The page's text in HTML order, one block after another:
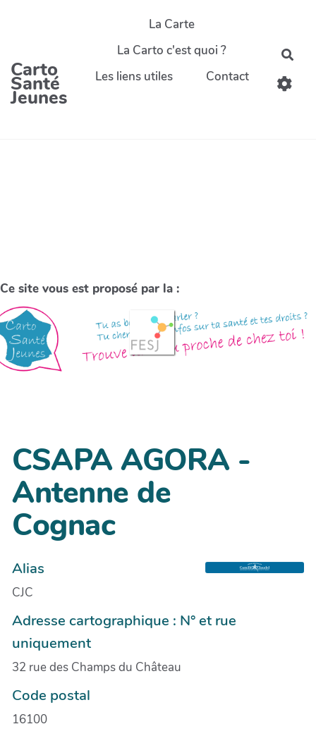
Carto
Santé
Jeunes
La Carte
La Carto c'est quoi ?
Les liens utiles
Contact
Ce site vous est proposé par la :
CSAPA AGORA -
Antenne de
Cognac
Alias
CJC
Adresse cartographique : N° et rue
uniquement
32 rue des Champs du Château
Code postal
16100